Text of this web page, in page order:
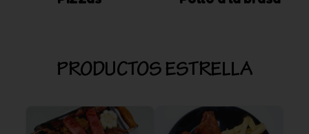
PRODUCTOS ESTRELLA